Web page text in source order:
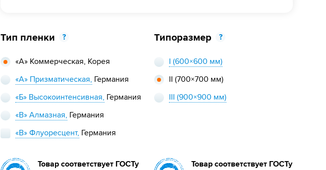
Тип пленки ?
«А» Коммерческая, Корея
«А» Призматическая, Германия
«Б» Высокоинтенсивная, Германия
«В» Алмазная, Германия
«В» Флуоресцент, Германия
Типоразмер ?
I (600×600 мм)
II (700×700 мм)
III (900×900 мм)
Товар соответствует ГОСТу
Товар соответствует ГОСТу